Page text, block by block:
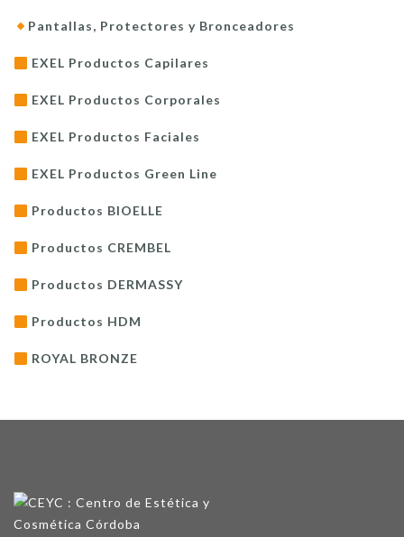
Pantallas, Protectores y Bronceadores
EXEL Productos Capilares
EXEL Productos Corporales
EXEL Productos Faciales
EXEL Productos Green Line
Productos BIOELLE
Productos CREMBEL
Productos DERMASSY
Productos HDM
ROYAL BRONZE